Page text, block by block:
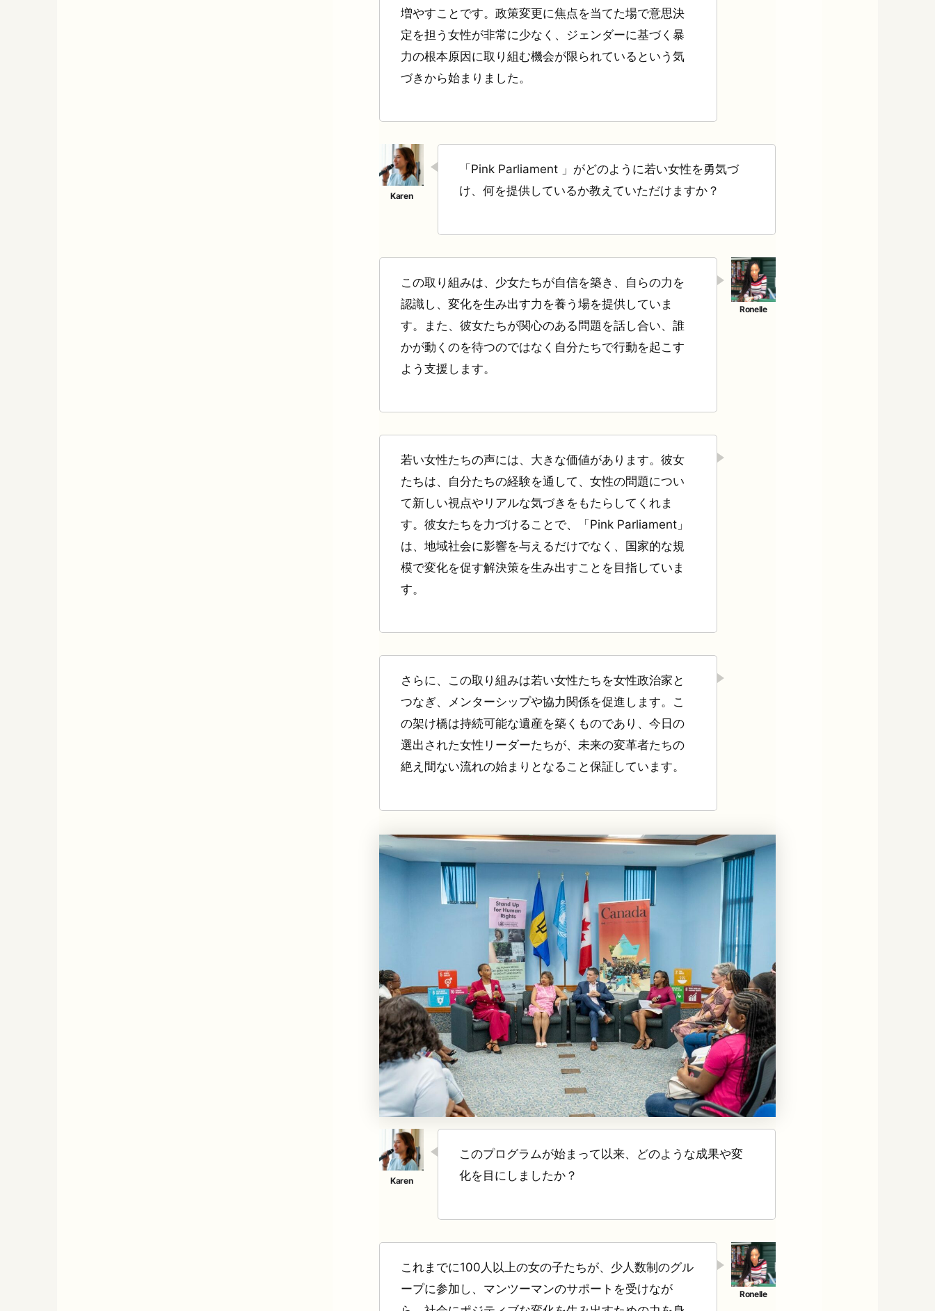
増やすことです。政策変更に焦点を当てた場で意思決
定を担う女性が非常に少なく、ジェンダーに基づく暴
力の根本原因に取り組む機会が限られているという気
づきから始まりました。
「Pink Parliament 」がどのように若い女性を勇気づ
け、何を提供しているか教えていただけますか？
この取り組みは、少女たちが自信を築き、自らの力を
認識し、変化を生み出す力を養う場を提供していま
す。また、彼女たちが関心のある問題を話し合い、誰
かが動くのを待つのではなく自分たちで行動を起こす
よう支援します。
若い女性たちの声には、大きな価値があります。彼女
たちは、自分たちの経験を通して、女性の問題につい
て新しい視点やリアルな気づきをもたらしてくれま
す。彼女たちを力づけることで、「Pink Parliament」
は、地域社会に影響を与えるだけでなく、国家的な規
模で変化を促す解決策を生み出すことを目指していま
す。
さらに、この取り組みは若い女性たちを女性政治家と
つなぎ、メンターシップや協力関係を促進します。こ
の架け橋は持続可能な遺産を築くものであり、今日の
選出された女性リーダーたちが、未来の変革者たちの
絶え間ない流れの始まりとなること保証しています。
このプログラムが始まって以来、どのような成果や変
化を目にしましたか？
これまでに100人以上の女の子たちが、少人数制のグル
ープに参加し、マンツーマンのサポートを受けなが